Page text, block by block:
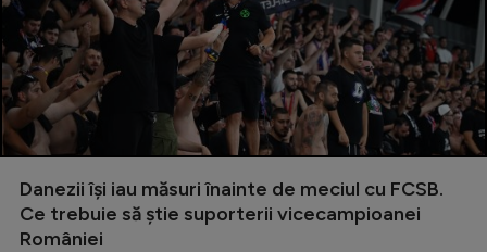
Tenis
Handbal
Formula 1
Danezii își iau măsuri înainte de meciul cu FCSB.
Ce trebuie să știe suporterii vicecampioanei
României